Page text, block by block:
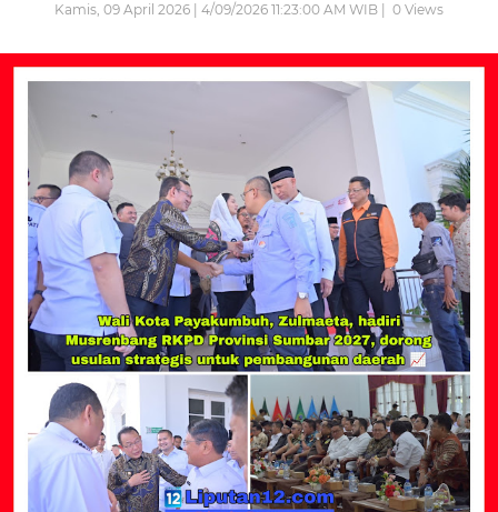
Kamis, 09 April 2026 | 4/09/2026 11:23:00 AM WIB | 0 Views